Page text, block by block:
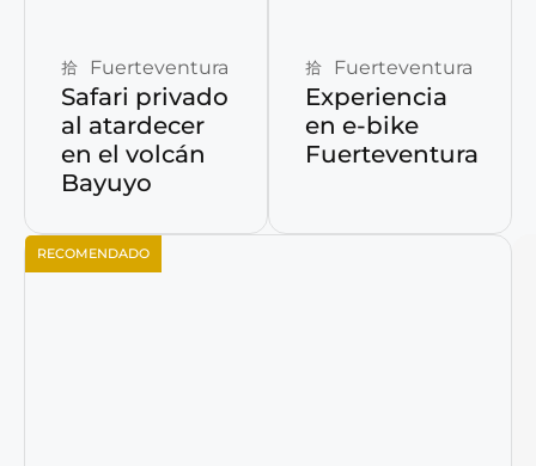
Fuerteventura
Safari privado
al atardecer
en el volcán
Bayuyo
Fuerteventura
Experiencia
en e-bike
Fuerteventura
RECOMENDADO